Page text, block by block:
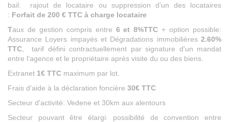
bail: rajout de locataire ou suppression d'un des locataires
: Forfait de 200 € TTC à charge locataire
Taux de gestion compris entre 6 et 8%TTC + option possible:
Assurance Loyers impayés et Dégradations immobilières 2.60%
TTC , tarif défini contractuellement par signature d'un mandat
entre l'agence et le propriétaire après visite du ou des biens.
Extranet 1€ TTC maximum par lot.
Frais d'aide à la déclaration foncière 30€ TTC
Secteur d'activité: Vedene et 30km aux alentours
Secteur pouvant être élargi: possibilité de convention entre